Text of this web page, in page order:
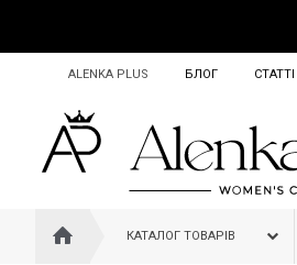
ALENKA PLUS БЛОГ СТАТТІ
КАТАЛОГ ТОВАРІВ